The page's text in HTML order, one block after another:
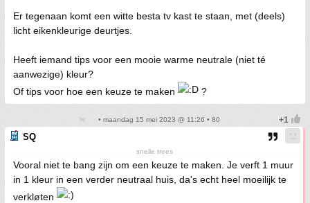
Er tegenaan komt een witte besta tv kast te staan, met (deels)
licht eikenkleurige deurtjes.
Heeft iemand tips voor een mooie warme neutrale (niet té
aanwezige) kleur?
Of tips voor hoe een keuze te maken
?
• maandag 15 mei 2023 @ 11:26 • 80
SQ
snelle trees
Vooral niet te bang zijn om een keuze te maken. Je verft 1 muur
in 1 kleur in een verder neutraal huis, da's echt heel moeilijk te
verkløten